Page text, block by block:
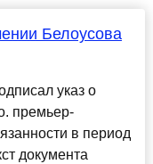
Белоусова
указ о
премьер-
в период
документа